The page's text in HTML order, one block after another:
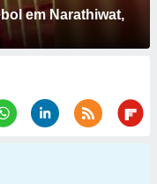
em Narathiwat,